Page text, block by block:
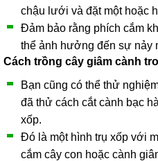
chậu lưới và đặt một hoặc
Đảm bảo rằng phích cắm
thể ảnh hưởng đến sự nảy
Cách trồng cây giâm cành
Bạn cũng có thể thử
đã thử cách cắt cành bạc
xốp.
Đó là một hình trụ xốp với
cắm cây con hoặc cành